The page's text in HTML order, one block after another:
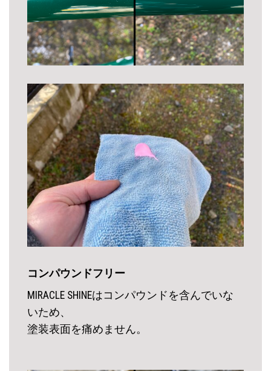
コンパウンドフリー
MIRACLE SHINEはコンパウンドを含んでいな
いため、
塗装表面を痛めません。